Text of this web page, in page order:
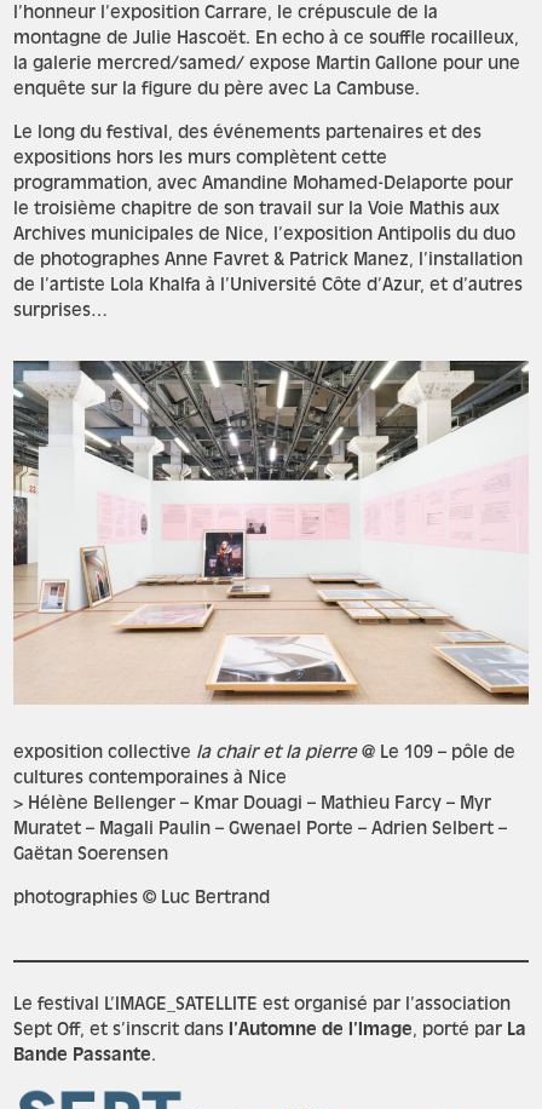
l’honneur l’exposition Carrare, le crépuscule de la
montagne de Julie Hascoët. En echo à ce souffle rocailleux,
la galerie mercred/samed/ expose Martin Gallone pour une
enquête sur la figure du père avec La Cambuse.
Le long du festival, des événements partenaires et des
expositions hors les murs complètent cette
programmation, avec Amandine Mohamed-Delaporte pour
le troisième chapitre de son travail sur la Voie Mathis aux
Archives municipales de Nice, l’exposition Antipolis du duo
de photographes Anne Favret & Patrick Manez, l’installation
de l’artiste Lola Khalfa à l’Université Côte d’Azur, et d’autres
surprises…
exposition collective la chair et la pierre@ Le 109 – pôle de
cultures contemporaines à Nice
> Hélène Bellenger – Kmar Douagi – Mathieu Farcy – Myr
Muratet – Magali Paulin – Gwenael Porte – Adrien Selbert –
Gaëtan Soerensen
photographies © Luc Bertrand
Le festival L’IMAGE_SATELLITE est organisé par l’association
Sept Off, et s’inscrit dans
l’Automne de l’Image, porté par La
Bande Passante.